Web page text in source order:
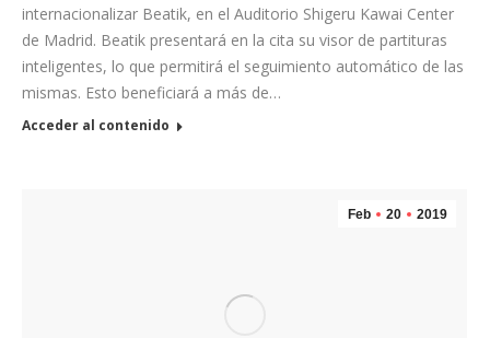
internacionalizar Beatik, en el Auditorio Shigeru Kawai Center
de Madrid. Beatik presentará en la cita su visor de partituras
inteligentes, lo que permitirá el seguimiento automático de las
mismas. Esto beneficiará a más de…
Acceder al contenido
Feb 20 2019